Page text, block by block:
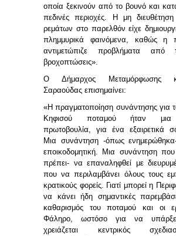
οποία ξεκινούν από το βουνό και
πεδινές περιοχές. Η μη
ρεμάτων στο παρελθόν είχε
πλημμυρικά φαινόμενα, καθώς η
αντιμετώπιζε προβλήματα από
βροχοπτώσεις».
Ο Δήμαρχος Μεταμόρφωσης
Σαραούδας επισημαίνει:
«Η πραγματοποίηση συνάντησης για
Κηφισού ποταμού ήταν μια
πρωτοβουλία, για ένα εξαιρετικά
Μια συνάντηση -όπως
εποικοδομητική. Μια συνάντηση
πρέπει- να επαναληφθεί με
που να περιλαμβάνει όλους τους
κρατικούς φορείς. Γιατί μπορεί η
να κάνει ήδη σημαντικές
καθαρισμός του ποταμού και οι
Φάληρο, ωστόσο για να
χρειάζεται κεντρικός